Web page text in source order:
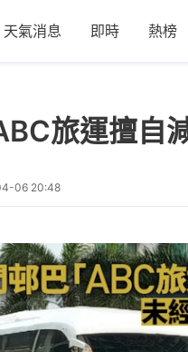
天氣消息 即時 熱榜
旅運擅
06 20:48